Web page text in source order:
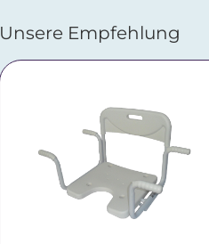
Unsere Empfehlung